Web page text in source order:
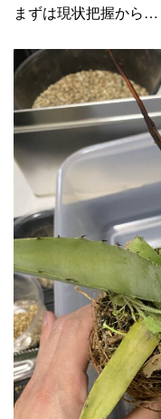
まずは現状把握から…